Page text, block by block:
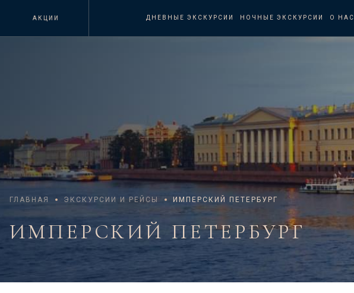
ДНЕВНЫЕ ЭКСКУРСИИ НОЧНЫЕ ЭКСКУРСИИ О НАС
ГЛАВНАЯ ЭКСКУРСИИ И РЕЙСЫ ИМПЕРСКИЙ ПЕТЕРБУРГ
ИМПЕРСКИЙ ПЕТЕРБУРГ